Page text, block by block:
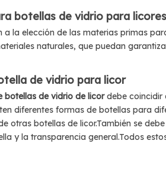
botellas de vidrio para
a la elección de las materias primas
naturales, que puedan
de vidrio para licor
botellas de vidrio de licordebe coincidir
diferentes formas de botellas para
otras botellas de licor.También se
y la transparencia general.Todos